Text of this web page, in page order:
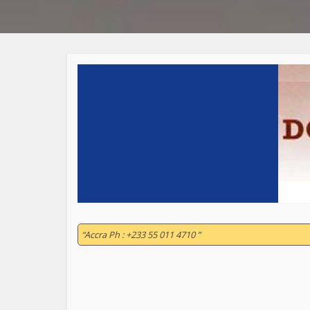
“Accra Ph : +233 55 011 4710 ”